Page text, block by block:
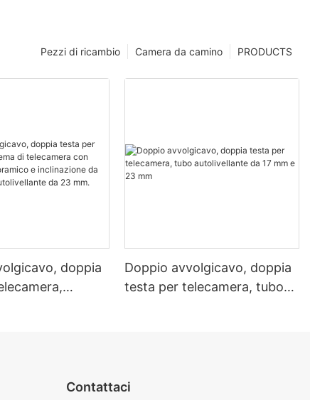
PRODUCTS
Camera da camino
Pezzi di ricambio
doppia
Doppio avvolgicavo, doppia
testa per telecamera, tubo
Contattaci